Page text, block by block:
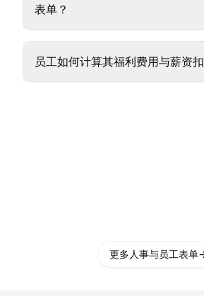
表单？
员工如何计算其福利费用与薪资
更多人事与员工表单